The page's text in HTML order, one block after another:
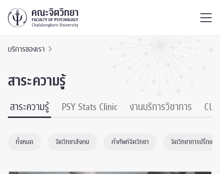
บริการของเรา
สาระความรู้
สาระความรู้ PSY Stats Clinic งานบริการวิชาการ CU
ทั้งหมด จิตวิทยาสังคม คำศัพท์จิตวิทยา จิตวิทยาการปรึกษา